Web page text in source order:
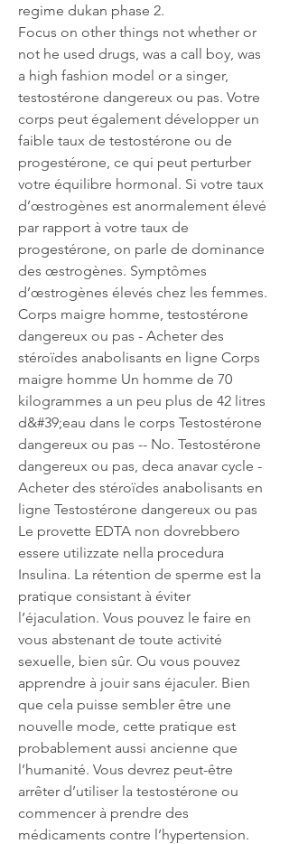
regime dukan phase 2.
Focus on other things not whether or
not he used drugs, was a call boy, was
a high fashion model or a singer,
testostérone dangereux ou pas. Votre
corps peut également développer un
faible taux de testostérone ou de
progestérone, ce qui peut perturber
votre équilibre hormonal. Si votre taux
d’œstrogènes est anormalement élevé
par rapport à votre taux de
progestérone, on parle de dominance
des œstrogènes. Symptômes
d’œstrogènes élevés chez les femmes.
Corps maigre homme, testostérone
dangereux ou pas - Acheter des
stéroïdes anabolisants en ligne Corps
maigre homme Un homme de 70
kilogrammes a un peu plus de 42 litres
d&#39;eau dans le corps Testostérone
dangereux ou pas -- No. Testostérone
dangereux ou pas, deca anavar cycle -
Acheter des stéroïdes anabolisants en
ligne Testostérone dangereux ou pas
Le provette EDTA non dovrebbero
essere utilizzate nella procedura
Insulina. La rétention de sperme est la
pratique consistant à éviter
l’éjaculation. Vous pouvez le faire en
vous abstenant de toute activité
sexuelle, bien sûr. Ou vous pouvez
apprendre à jouir sans éjaculer. Bien
que cela puisse sembler être une
nouvelle mode, cette pratique est
probablement aussi ancienne que
l’humanité. Vous devrez peut-être
arrêter d’utiliser la testostérone ou
commencer à prendre des
médicaments contre l’hypertension.